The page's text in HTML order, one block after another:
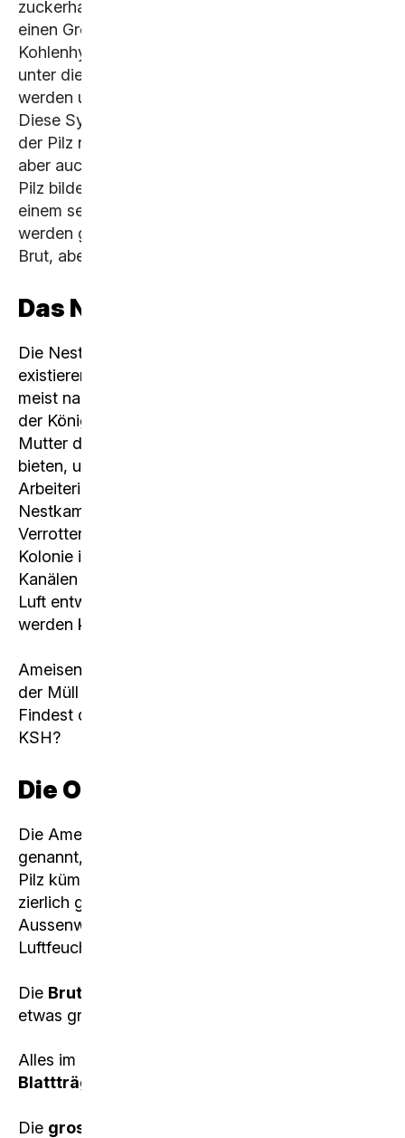
zuckerhaltige Pflanzensaft den Arbeiterinnen
einen Grossteil der von ihnen benötigten
Kohlenhydrate. Endlos lange Blattstrassen führen
unter die Erde, wo die Blätter extrem zerkleinert
werden und als Nahrung für den Pilz dienen.
Diese Symbiose ist obligat, was bedeutet, dass
der Pilz nicht ohne die Ameisen überleben kann,
aber auch die Ameisen nicht ohne den Pilz. Der
Pilz bildet kleine Fruchtkörper, die man nur mit
einem sehr guten Auge erkennen kann. Diese
werden geerntet und dienen als Nahrung für die
Brut, aber auch für die Ameisen.
Das Nest
Die Nester sind ausgesprochen komplex. Es
existieren Kammern für die Aufzucht der Brut, die
meist nah an der Oberfläche liegen, die Kammer
der Königin, die zentral gelegen ist, um der
Mutter der Kolonie den bestmöglichen Schutz zu
bieten, und es existieren Abfallkammern, in die
Arbeiterinnen abgestorbene Pilze und tote
Nestkameradinnen werfen. Durch die beim
Verrotten entstehende Energie beheizt die
Kolonie ihr Nest. Ferner gibt es ein System aus
Kanälen und Röhrchen, durch das verbrauchte
Luft entweichen und frische Luft angesaugt
werden kann.
Ameisen sind sehr reinliche Tiere, deshalb wird
der Müll auch immer aus dem Nest gebracht.
Findest du die Abfallkammer in der Anlage der
KSH?
Die Organisation in Kasten
Die Ameisen mit 2 – 3 mm werden
genannt, weil sie sich den ganzen Tag um den
Pilz kümmern. Diese Ameisen sind so klein und
zierlich gebaut, dass sie den Einsatz in der
Aussenwelt, wegen der zu geringen
Luftfeuchtigkeit nicht überleben würden.
Die Brut und Königinnenpflege
etwas grössere Ameisen (5 – 8 mm).
Alles im Mittelbereich sind
Blattträger oder Müllarbeiterinnen.
Die grossen Krieger